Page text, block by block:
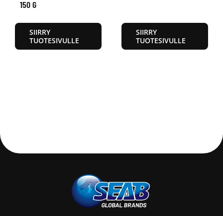
150 G
SIIRRY
TUOTESIVULLE
SIIRRY
TUOTESIVULLE